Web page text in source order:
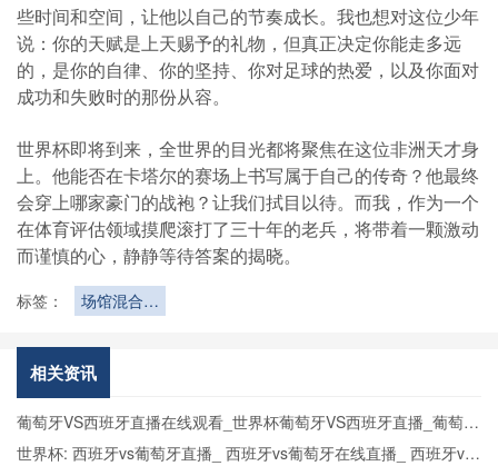
些时间和空间，让他以自己的节奏成长。我也想对这位少年
说：你的天赋是上天赐予的礼物，但真正决定你能走多远
的，是你的自律、你的坚持、你对足球的热爱，以及你面对
成功和失败时的那份从容。
世界杯即将到来，全世界的目光都将聚焦在这位非洲天才身
上。他能否在卡塔尔的赛场上书写属于自己的传奇？他最终
会穿上哪家豪门的战袍？让我们拭目以待。而我，作为一个
在体育评估领域摸爬滚打了三十年的老兵，将带着一颗激动
而谨慎的心，静静等待答案的揭晓。
标签：
场馆混合用
衣室动线设
计：2026
年世界杯前
瞻
相关资讯
葡萄牙VS西班牙直播在线观看_世界杯葡萄牙VS西班牙直播_葡萄牙
VS西班牙比赛观看直达入口
世界杯: 西班牙vs葡萄牙直播_ 西班牙vs葡萄牙在线直播_ 西班牙vs